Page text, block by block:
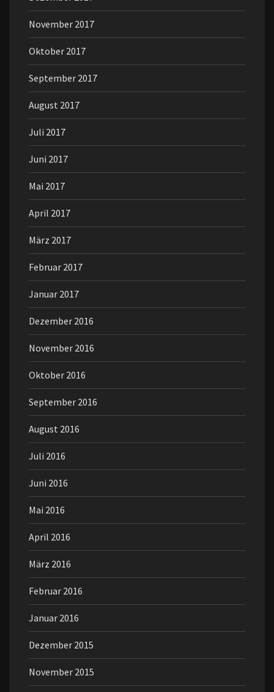
November 2017
Oktober 2017
September 2017
August 2017
Juli 2017
Juni 2017
Mai 2017
April 2017
März 2017
Februar 2017
Januar 2017
Dezember 2016
November 2016
Oktober 2016
September 2016
August 2016
Juli 2016
Juni 2016
Mai 2016
April 2016
März 2016
Februar 2016
Januar 2016
Dezember 2015
November 2015